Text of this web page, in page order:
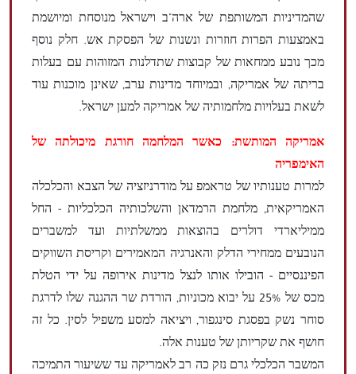
שהמדיניות המשותפת של ארה"ב וישראל מנוסחת ומיושמת
באמצעות הפרות חוזרות ונשנות של הפסקת אש. חלק נוסף
מכך נובע ממחאות של קבוצות שתדלנות המזוהות עם בעלות
בריתה של אמריקה, ובמיוחד מדינות ערב, שאינן מוכנות עוד
לשאת בעלויות מלחמותיה של אמריקה למען ישראל.
אמריקה המותשת: כאשר המלחמה חורגת מיכולתה של
האימפריה
למרות טענותיו של טראמפ על מודרניזציה של הצבא והכלכלה
האמריקאית, מלחמת הרמדאן והשלכותיה הכלכליות - החל
ממיליארדי דולרים בהוצאות ממשלתיות ועד למשברים
הנובעים ממחירי הדלק והאנרגיה המאמירים וקריסת השווקים
הפיננסיים - הובילו אותו לנצל מדינות אירופה על ידי הטלת
מכס של 25% על יבוא מכוניות, הורדת שר ההגנה שלו לדרגת
סוחר נשק בפסגת סינגפור, ויציאה למסע משפיל לסין. כל זה
חושף את שקריותן של טענות אלה.
המשבר הכלכלי גרם נזק כה רב לאמריקה עד ששיעור התמיכה